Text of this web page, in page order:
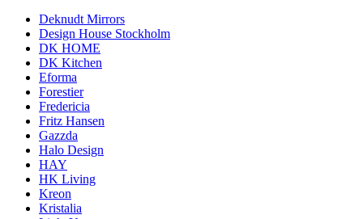
Deknudt Mirrors
Design House Stockholm
DK HOME
DK Kitchen
Eforma
Forestier
Fredericia
Fritz Hansen
Gazzda
Halo Design
HAY
HK Living
Kreon
Kristalia